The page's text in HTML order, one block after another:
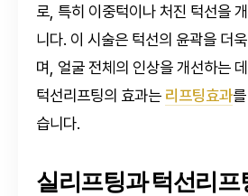
로, 특히 이중턱이나 처진 턱선을
니다. 이 시술은 턱선의 윤곽을 더
며, 얼굴 전체의 인상을 개선하는
턱선리프팅의 효과는 리프팅효과
습니다.
실리프팅과 턱선리프